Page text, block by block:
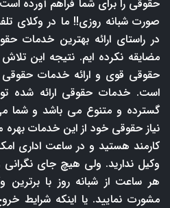
حقوقی را برای شما فراهم آورده
صورت شبانه روزی!! ما در وکلای
در راستای ارائه بهترین خدمات
مضایقه نکرده ایم. نتیجه این
حقوقی قوی و ارائه خدمات
است. خدمات حقوقی ارائه شده
گسترده و متنوع می باشد و شما
نیاز حقوقی خود از این خدمات
کارمند هستید و در ساعت اداری
وکیل ندارید. ولی هیچ جای نگرانی
هر ساعت از شبانه روز با برترین
مشورت نمایید. یا اینکه شرایط